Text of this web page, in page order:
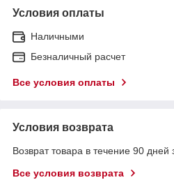
Условия оплаты
Наличными
Безналичный расчет
Все условия оплаты
Условия возврата
Возврат товара в течение 90 дней
Все условия возврата